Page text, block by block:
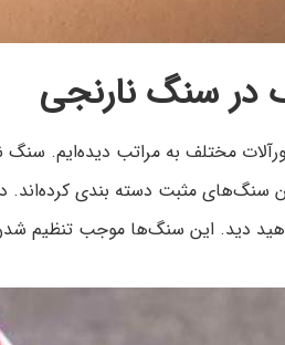
در سنگ نارنجی
مختلف به مراتب دیده‌ایم.
سنگ‌های مثبت دسته بندی کرده‌اند.
دید. این سنگ‌ها موجب تنظیم شدن